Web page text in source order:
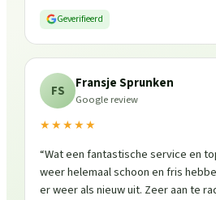
Geverifieerd
FS Fransje Sprunken
Google review
★★★★★
“Wat een fantastische service en
weer helemaal schoon en fris
er weer als nieuw uit. Zeer aan te